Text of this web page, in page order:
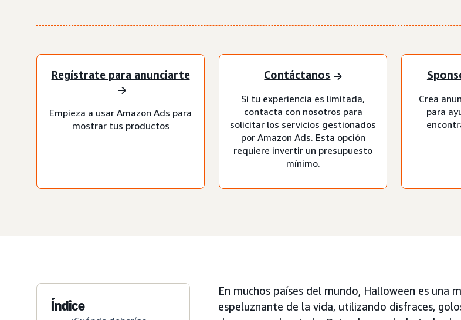
Regístrate para anunciarte
Empieza a usar Amazon Ads para
mostrar tus productos
Contáctanos
Si tu experiencia es limitada,
contacta con nosotros para
solicitar los servicios gestionados
por Amazon Ads. Esta opción
requiere invertir un presupuesto
mínimo.
Crea
para
Índice
En muchos países del mundo, Halloween es una
espeluznante de la vida, utilizando disfraces,